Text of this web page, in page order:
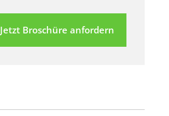
Jetzt Broschüre anfordern